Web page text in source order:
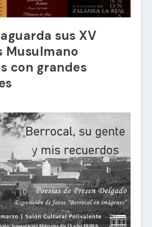
sus XV
Musulmano
con grandes